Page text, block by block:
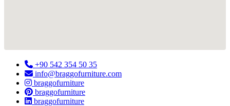
+90 542 354 50 35
info@braggofurniture.com
braggofurniture
braggofurniture
braggofurniture